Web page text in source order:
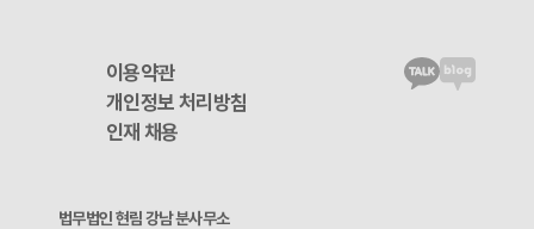
이용약관
개인정보 처리방침
인재 채용
법무법인 현림 강남 분사무소